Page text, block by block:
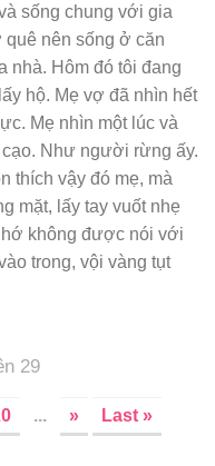
sống chung với gia
nên sống ở căn
nhà. Hôm đó tôi đang
hộ. Mẹ vợ đã nhìn hết
Mẹ nhìn một lúc và
Như người rừng ấy.
thích vậy đó mẹ, mà
mặt, lấy tay vuốt nhẹ
không được nói với
trong, vội vàng tụt
29
... » Last »